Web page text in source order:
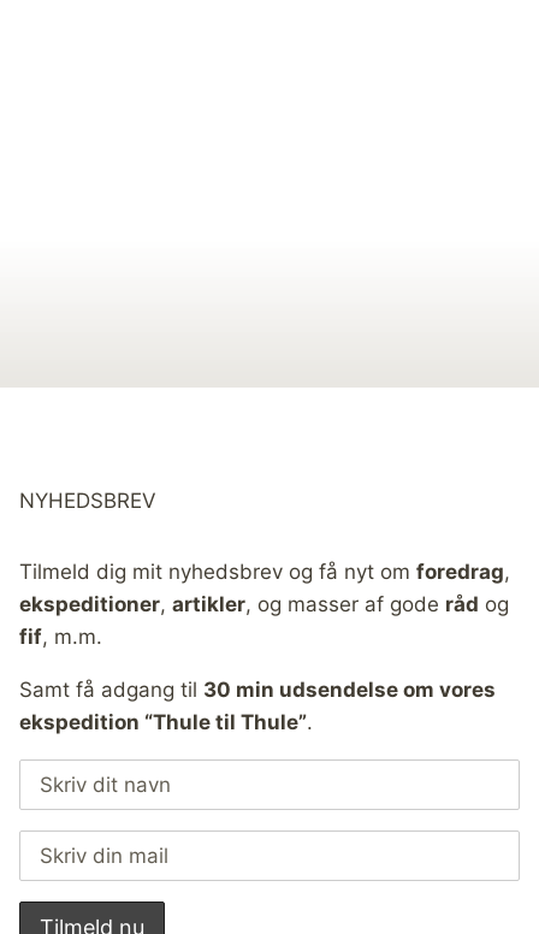
NYHEDSBREV
Tilmeld dig mit nyhedsbrev og få nyt om foredrag,
ekspeditioner, artikler, og masser af gode råd og
fif, m.m.
Samt få adgang til 30 min udsendelse om vores
ekspedition “Thule til Thule”.